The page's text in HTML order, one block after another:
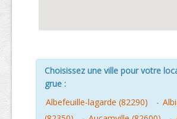
Choisissez une ville pour votre
grue :
Albefeuille-lagarde (82290)
-